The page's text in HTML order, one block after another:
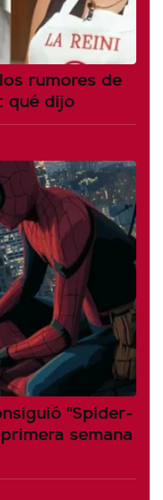
rumores de
qué dijo
"Spider-
semana